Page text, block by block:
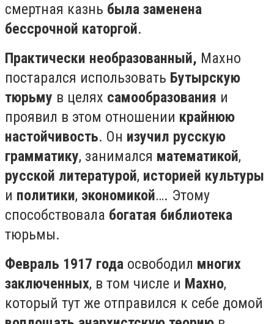
смертная казнь была заменена
бессрочной каторгой.⠀ ⠀
Практически необразованный, Махно
постарался использовать Бутырскую
тюрьму в целях самообразования и
проявил в этом отношении крайнюю
настойчивость. Он изучил русскую
грамматику, занимался математикой,
русской литературой, историей культуры
и политики, экономикой…. Этому
способствовала богатая библиотека
тюрьмы.⠀ ⠀
Февраль 1917 года освободил многих
заключенных, в том числе и Махно,
который тут же отправился к себе домой